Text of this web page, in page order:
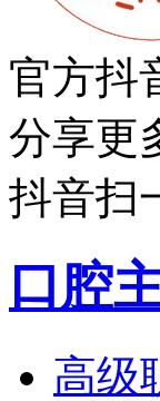
官方抖
分享更
抖音扫
口腔
高级